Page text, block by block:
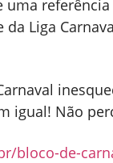
Liga
igual! Não
bloco-de-